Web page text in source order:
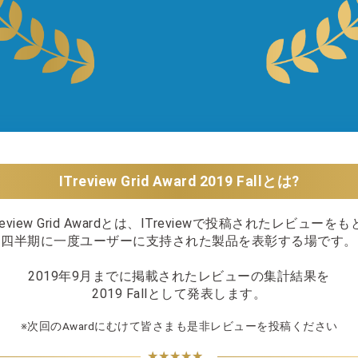
ITreview Grid Award 2019 Fall とは?
Grid Awardとは、ITreviewで投稿されたレビューをも
四半期に一度ユーザーに支持された製品を表彰する場です。
2019年9月 までに掲載されたレビューの集計結果を
2019 Fall
として発表します。
※次回のAwardにむけて皆さまも是非レビューを投稿ください